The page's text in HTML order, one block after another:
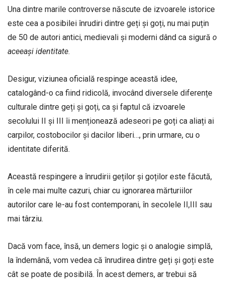
Una dintre marile controverse născute de izvoarele istorice
este cea a posibilei înrudiri dintre geți și goți, nu mai puțin
de 50 de autori antici, medievali și moderni dând ca sigură o
aceeași identitate.
Desigur, viziunea oficială respinge această idee,
catalogând-o ca fiind ridicolă, invocând diversele diferențe
culturale dintre geți și goți, ca și faptul că izvoarele
secolului II și III îi menționează adeseori pe goți ca aliați ai
carpilor, costobocilor și dacilor liberi…, prin urmare, cu o
identitate diferită.
Această respingere a înrudirii geților și goților este făcută,
în cele mai multe cazuri, chiar cu ignorarea mărturiilor
autorilor care le-au fost contemporani, în secolele II,III sau
mai târziu.
Dacă vom face, însă, un demers logic și o analogie simplă,
la îndemână, vom vedea că înrudirea dintre geți și goți este
cât se poate de posibilă. În acest demers, ar trebui să